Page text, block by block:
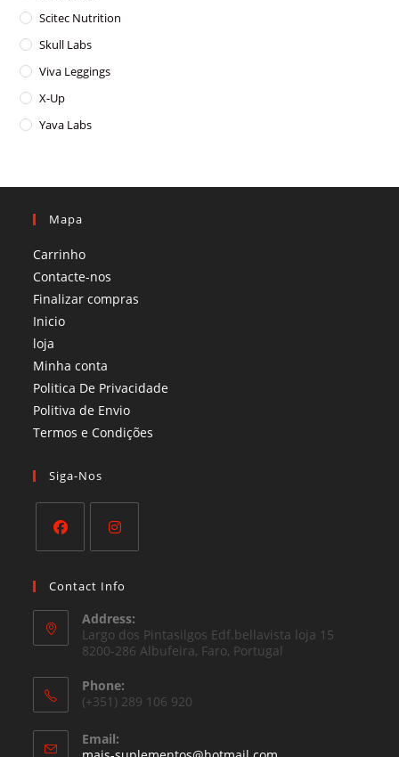
Scitec Nutrition
Skull Labs
Viva Leggings
X-Up
Yava Labs
Mapa
Carrinho
Contacte-nos
Finalizar compras
Inicio
loja
Minha conta
Politica De Privacidade
Politiva de Envio
Termos e Condições​
Siga-Nos
in
new
tab
in
new
tab
Contact Info
Address:
Largo dos Pintasilgos Edf.bellavista loja 15
8200-286 Albufeira, Faro, Portugal
Phone:
(+351) 289 106 920
Email: